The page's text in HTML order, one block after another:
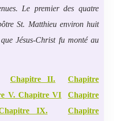
Le premier des quatre
St. Matthieu environ huit
Jésus-Christ fu monté au
Chapitre II.
Chapitre
V. Chapitre VI
Chapitre
IX.
Chapitre